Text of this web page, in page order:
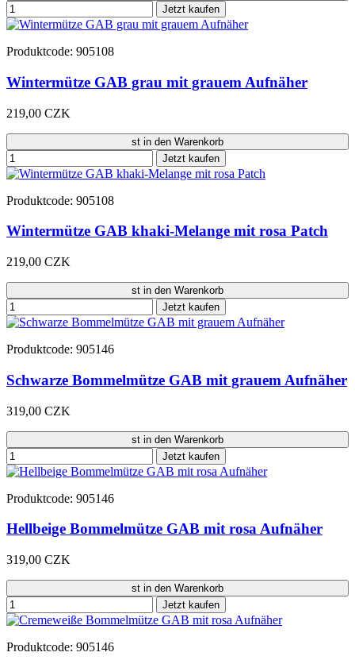
Jetzt kaufen
Produktcode: 905108
Wintermütze GAB grau mit grauem Aufnäher
219,00 CZK
st in den Warenkorb
Jetzt kaufen
Produktcode: 905108
Wintermütze GAB khaki-Melange mit rosa Patch
219,00 CZK
st in den Warenkorb
Jetzt kaufen
Produktcode: 905146
Schwarze Bommelmütze GAB mit grauem Aufnäher
319,00 CZK
st in den Warenkorb
Jetzt kaufen
Produktcode: 905146
Hellbeige Bommelmütze GAB mit rosa Aufnäher
319,00 CZK
st in den Warenkorb
Jetzt kaufen
Produktcode: 905146